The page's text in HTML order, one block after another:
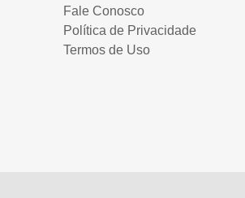
Fale Conosco
Política de Privacidade
Termos de Uso